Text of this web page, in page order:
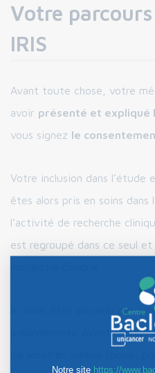
Votre
IRIS
Avant toute chose, votre
avoir présenté et expliqué
vous signez le
Votre inclusion dans
êtes alors pris en soins dans
l’activité de recherche
est regroupé dans ce seul
Vous êtes accueilli par
prélèvements. Avant chaque
Notre site https://